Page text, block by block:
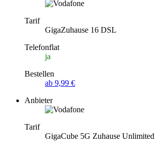
Tarif
GigaZuhause 16 DSL
Telefonflat
ja
Bestellen
ab 9,99 €
Anbieter
Tarif
GigaCube 5G Zuhause Unlimited